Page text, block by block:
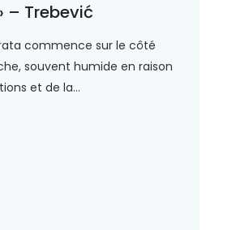
– Trebević
commence sur le côté
souvent humide en raison
et de la...